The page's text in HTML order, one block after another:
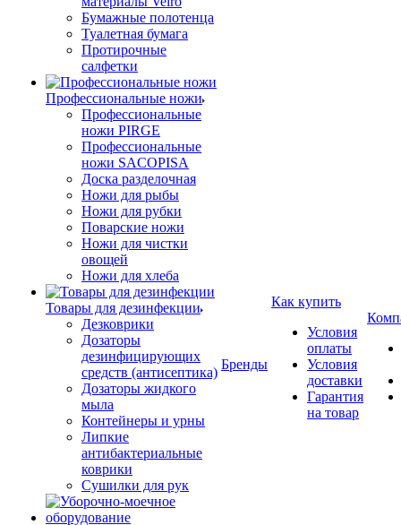
Бумажные полотенца
Туалетная бумага
Протирочные
салфетки
Профессиональные ножи
Профессиональные
ножи PIRGE
Профессиональные
ножи SACOPISA
Доска разделочная
Ножи для рыбы
Ножи для рубки
Поварские ножи
Ножи для чистки
овощей
Ножи для хлеба
Товары для дезинфекции
Дезковрики
Дозаторы
дезинфицирующих
средств (антисептика)
Дозаторы жидкого
мыла
Контейнеры и урны
Липкие
антибактериальные
коврики
Сушилки для рук
Бренды
Как купить
Условия
оплаты
Условия
доставки
Гарантия
на товар